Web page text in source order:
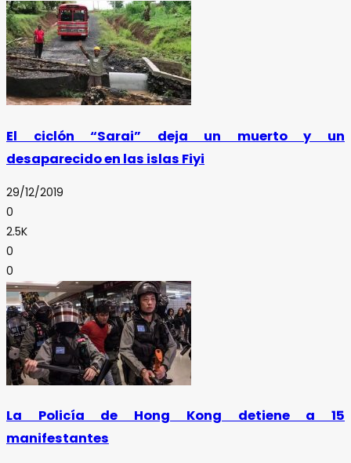
El ciclón “Sarai” deja un muerto y un
desaparecido en las islas Fiyi
29/12/2019
0
2.5K
0
0
La Policía de Hong Kong detiene a 15
manifestantes